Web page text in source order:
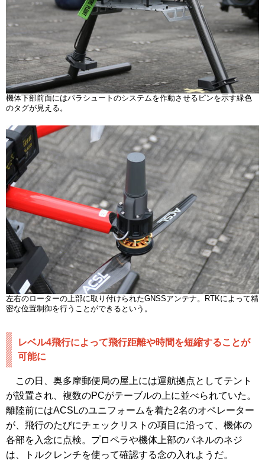
機体下部前面にはパラシュートのシステムを作動させるピンを示す緑色
のタグが見える。
左右のローターの上部に取り付けられたGNSSアンテナ。RTKによって精
密な位置制御を行うことができるという。
レベル4飛行によって飛行距離や時間を短縮することが
可能に
この日、奥多摩郵便局の屋上には運航拠点としてテント
が設置され、複数のPCがテーブルの上に並べられていた。
離陸前にはACSLのユニフォームを着た2名のオペレーター
が、飛行のたびにチェックリストの項目に沿って、機体の
各部を入念に点検。プロペラや機体上部のパネルのネジ
は、トルクレンチを使って確認する念の入れようだ。